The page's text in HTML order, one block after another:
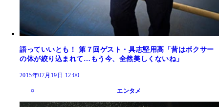
語っていいとも！ 第７回ゲスト・具志堅用高「昔はボクサー
の体が絞り込まれて…もう今、全然美しくないね」
2015年07月19日 12:00
エンタメ